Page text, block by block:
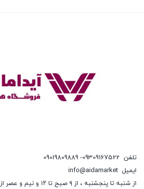
تلفن 09309167522- 09019809889
ایمیل info@aidamarket